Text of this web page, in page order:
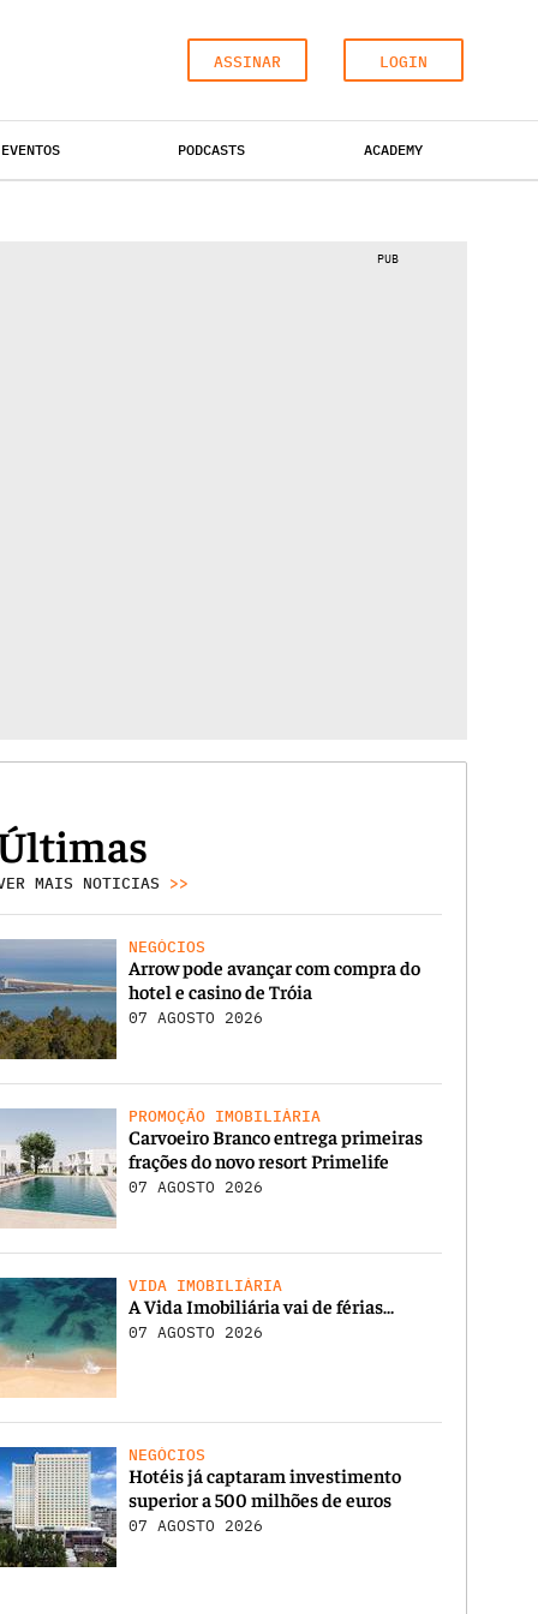
ASSINAR LOGIN
EVENTOS PODCASTS ACADEMY
PUB
MAIS NOTICIAS >>
NEGÓCIOS
Arrow pode avançar com compra do
hotel e casino de Tróia
07 AGOSTO 2026
PROMOÇÃO IMOBILIÁRIA
Carvoeiro Branco entrega primeiras
frações do novo resort Primelife
07 AGOSTO 2026
VIDA IMOBILIÁRIA
A Vida Imobiliária vai de férias…
07 AGOSTO 2026
NEGÓCIOS
Hotéis já captaram investimento
superior a 500 milhões de euros
07 AGOSTO 2026